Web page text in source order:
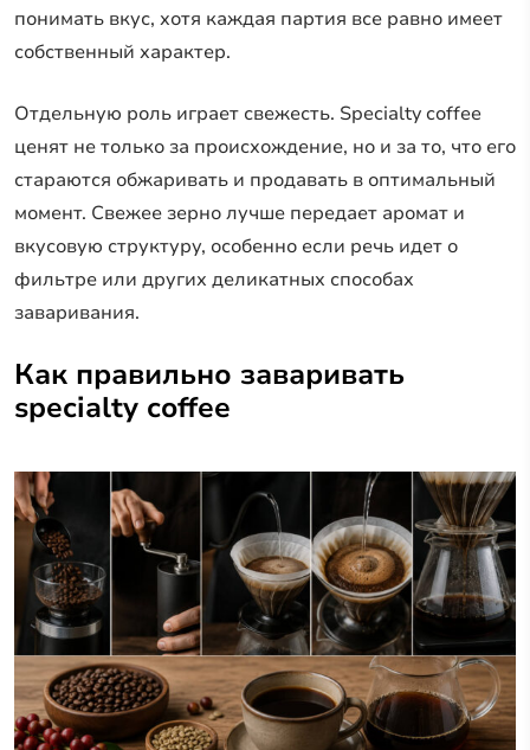
понимать вкус, хотя каждая партия все равно имеет
собственный характер.
Отдельную роль играет свежесть. Specialty coffee
ценят не только за происхождение, но и за то, что его
стараются обжаривать и продавать в оптимальный
момент. Свежее зерно лучше передает аромат и
вкусовую структуру, особенно если речь идет о
фильтре или других деликатных способах
заваривания.
Как правильно заваривать
specialty coffee